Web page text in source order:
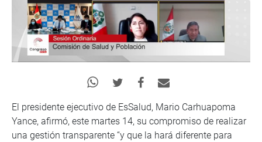
El presidente ejecutivo de EsSalud, Mario Carhuapoma
Yance, afirmó, este martes 14, su compromiso de realizar
una gestión transparente “y que la hará diferente para